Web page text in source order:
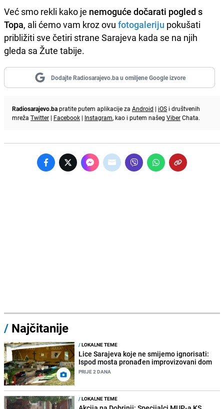
Već smo rekli kako je nemoguće dočarati pogled s
Topa, ali ćemo vam kroz ovu fotogaleriju pokušati
približiti sve četiri strane Sarajeva kada se na njih
gleda sa Žute tabije.
Dodajte Radiosarajevo.ba u omiljene Google izvore
Radiosarajevo.bapratite putem aplikacije za Android | iOS i društvenih
mreža Twitter | Facebook | Instagram, kao i putem našeg ViberChata.
/ Najčitanije
/LOKALNE TEME
Lice Sarajeva koje ne smijemo ignorisati:
Ispod mosta pronađen improvizovani dom
PRIJE 2 DANA
/LOKALNE TEME